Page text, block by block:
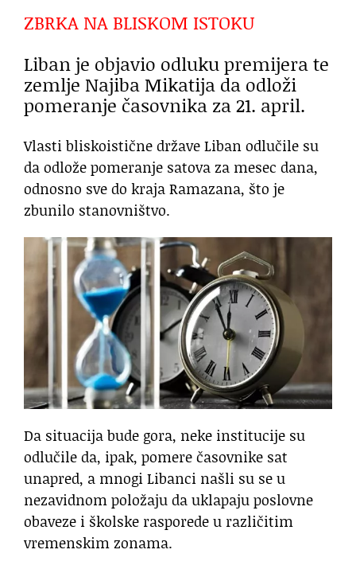
ZBRKA NA BLISKOM ISTOKU
Liban je objavio odluku premijera te
zemlje Najiba Mikatija da odloži
pomeranje časovnika za 21. april.
Vlasti bliskoistične države Liban odlučile su
da odlože pomeranje satova za mesec dana,
odnosno sve do kraja Ramazana, što je
zbunilo stanovništvo.
Da situacija bude gora, neke institucije su
odlučile da, ipak, pomere časovnike sat
unapred, a mnogi Libanci našli su se u
nezavidnom položaju da uklapaju poslovne
obaveze i školske rasporede u različitim
vremenskim zonama.